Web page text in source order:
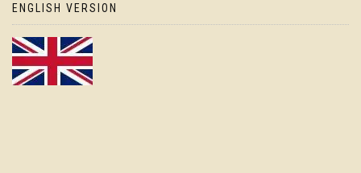
ENGLISH VERSION